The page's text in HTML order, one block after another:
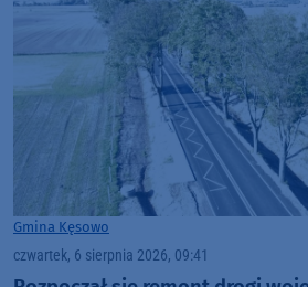
Gmina Kęsowo
czwartek, 6 sierpnia 2026, 09:41